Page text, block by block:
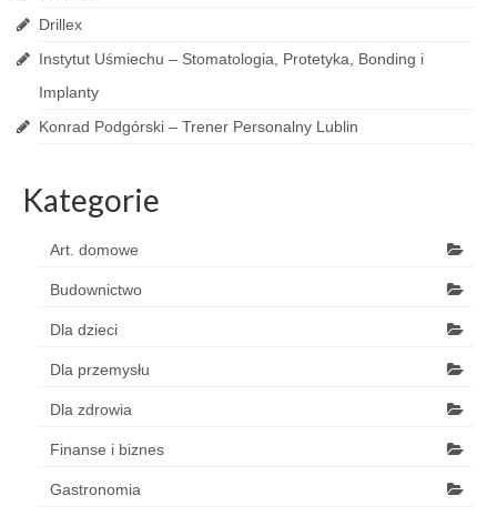
Drillex
Instytut Uśmiechu – Stomatologia, Protetyka, Bonding i
Implanty
Konrad Podgórski – Trener Personalny Lublin
Kategorie
Art. domowe
Budownictwo
Dla dzieci
Dla przemysłu
Dla zdrowia
Finanse i biznes
Gastronomia